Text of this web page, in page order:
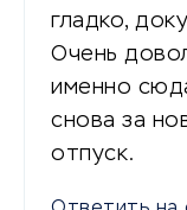
гладко,
Очень
именно
снова за
отпуск.